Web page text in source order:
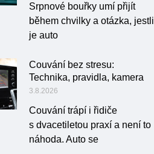
Srpnové bouřky umí přijít
během chvilky a otázka, jestli
je auto
Couvání bez stresu:
Technika, pravidla, kamera
3.8.2026
Couvání trápí i řidiče
s dvacetiletou praxí a není to
náhoda. Auto se